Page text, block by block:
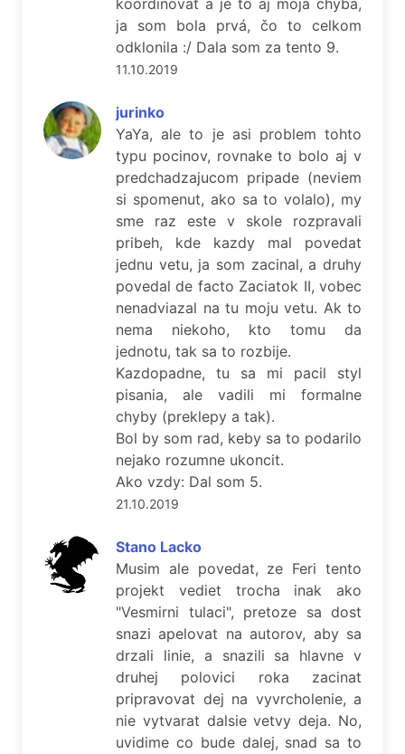
koordinovať a je to aj moja chyba,
ja som bola prvá, čo to celkom
odklonila :/ Dala som za tento 9.
11.10.2019
jurinko
YaYa, ale to je asi problem tohto
typu pocinov, rovnake to bolo aj v
predchadzajucom pripade (neviem
si spomenut, ako sa to volalo), my
sme raz este v skole rozpravali
pribeh, kde kazdy mal povedat
jednu vetu, ja som zacinal, a druhy
povedal de facto Zaciatok II, vobec
nenadviazal na tu moju vetu. Ak to
nema niekoho, kto tomu da
jednotu, tak sa to rozbije.
Kazdopadne, tu sa mi pacil styl
pisania, ale vadili mi formalne
chyby (preklepy a tak).
Bol by som rad, keby sa to podarilo
nejako rozumne ukoncit.
Ako vzdy: Dal som 5.
21.10.2019
Stano Lacko
Musim ale povedat, ze Feri tento
projekt vediet trocha inak ako
"Vesmirni tulaci", pretoze sa dost
snazi apelovat na autorov, aby sa
drzali linie, a snazili sa hlavne v
druhej polovici roka zacinat
pripravovat dej na vyvrcholenie, a
nie vytvarat dalsie vetvy deja. No,
uvidime co bude dalej, snad sa to